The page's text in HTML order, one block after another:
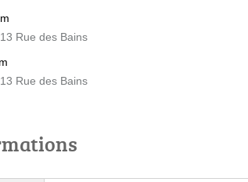
Rue des Bains
Rue des Bains